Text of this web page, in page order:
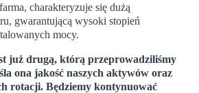
charakteryzuje się dużą
gwarantującą wysoki stopień
mocy.
już drugą, którą przeprowadziliśmy
ona jakość naszych aktywów oraz
rotacji. Będziemy kontynuować